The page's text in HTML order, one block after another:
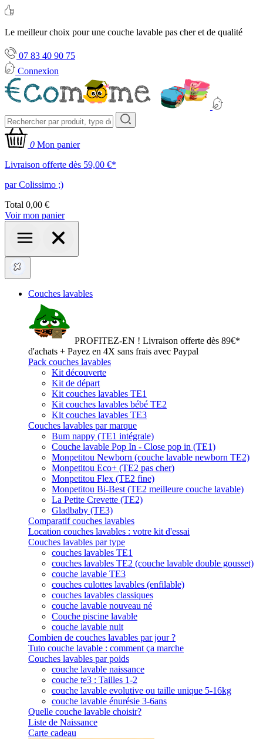
Le meilleur choix pour une couche lavable pas cher et de qualité
07 83 40 90 75
Connexion
0 Mon panier
Livraison offerte dès 59,00 €*
par Colissimo ;)
Total 0,00 €
Voir mon panier
Couches lavables
PROFITEZ-EN ! Livraison offerte dès 89€*
d'achats + Payez en 4X sans frais avec Paypal
Pack couches lavables
Kit découverte
Kit de départ
Kit couches lavables TE1
Kit couches lavables bébé TE2
Kit couches lavables TE3
Couches lavables par marque
Bum nappy (TE1 intégrale)
Couche lavable Pop In - Close pop in (TE1)
Monpetitou Newborn (couche lavable newborn TE2)
Monpetitou Eco+ (TE2 pas cher)
Monpetitou Flex (TE2 fine)
Monpetitou Bi-Best (TE2 meilleure couche lavable)
La Petite Crevette (TE2)
Gladbaby (TE3)
Comparatif couches lavables
Location couches lavables : votre kit d'essai
Couches lavables par type
couches lavables TE1
couches lavables TE2 (couche lavable double gousset)
couche lavable TE3
couches culottes lavables (enfilable)
couches lavables classiques
couche lavable nouveau né
Couche piscine lavable
couche lavable nuit
Combien de couches lavables par jour ?
Tuto couche lavable : comment ça marche
Couches lavables par poids
couche lavable naissance
couche te3 : Tailles 1-2
couche lavable evolutive ou taille unique 5-16kg
couche lavable énurésie 3-6ans
Quelle couche lavable choisir?
Liste de Naissance
Carte cadeau